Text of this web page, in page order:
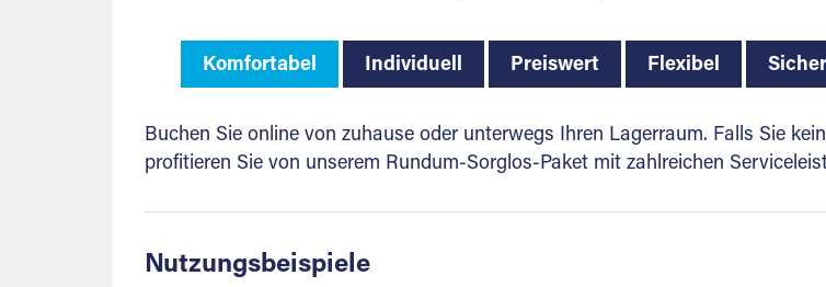
Komfortabel Individuell Preiswert Flexibel Sicher
Buchen Sie online von zuhause oder unterwegs Ihren Lagerraum. Falls Sie
profitieren Sie von unserem Rundum-Sorglos-Paket mit zahlreichen
Nutzungsbeispiele